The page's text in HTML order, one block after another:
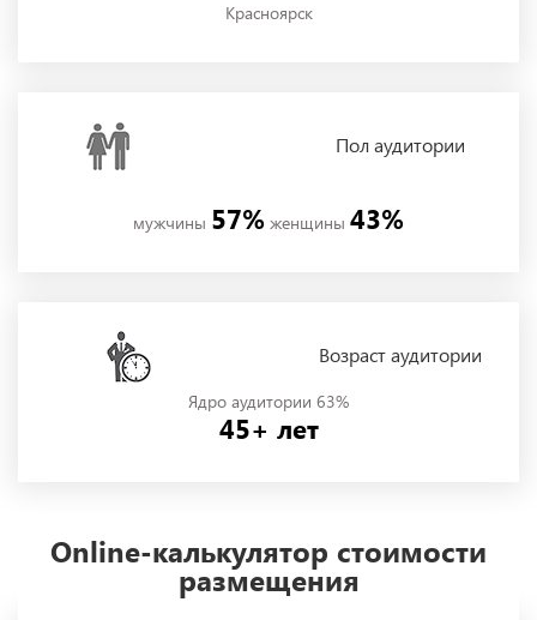
Красноярск
Полаудитории
мужчины 57% женщины 43%
Возраст аудитории
Ядро аудитории 63%
45+ лет
Online-калькулятор стоимости
размещения